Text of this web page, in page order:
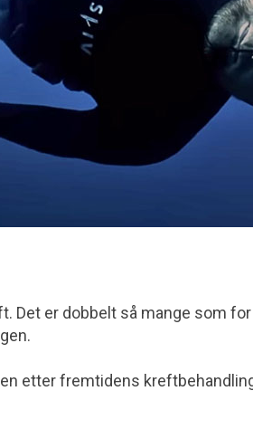
Det er dobbelt så mange som
etter fremtidens